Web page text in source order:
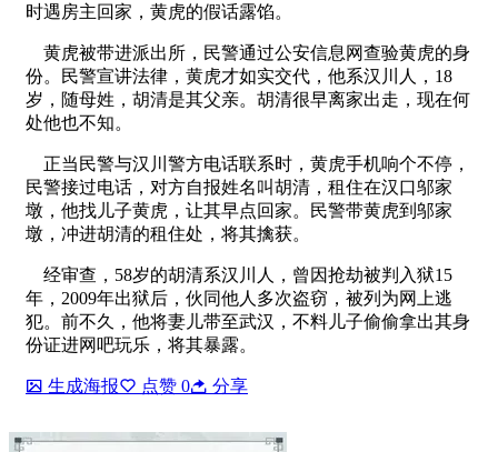
时遇房主回家，黄虎的假话露馅。
黄虎被带进派出所，民警通过公安信息网查验黄虎的身
份。民警宣讲法律，黄虎才如实交代，他系汉川人，18
岁，随母姓，胡清是其父亲。胡清很早离家出走，现在何
处他也不知。
正当民警与汉川警方电话联系时，黄虎手机响个不停，
民警接过电话，对方自报姓名叫胡清，租住在汉口邬家
墩，他找儿子黄虎，让其早点回家。民警带黄虎到邬家
墩，冲进胡清的租住处，将其擒获。
经审查，58岁的胡清系汉川人，曾因抢劫被判入狱15
年，2009年出狱后，伙同他人多次盗窃，被列为网上逃
犯。前不久，他将妻儿带至武汉，不料儿子偷偷拿出其身
份证进网吧玩乐，将其暴露。
生成海报 点赞 0 分享